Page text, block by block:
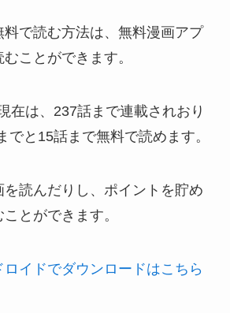
料で読む方法は、無料漫画アプ
ことができます。
在は、237話まで連載されおり
でと15話まで無料で読めます。
読んだりし、ポイントを貯め
とができます。
イドでダウンロードはこちら